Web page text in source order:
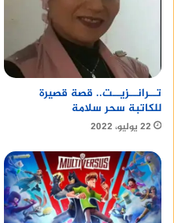
تــرانــزيــت.. قصة قصيرة
للكاتبة سحر سلامة
22 يوليو، 2022